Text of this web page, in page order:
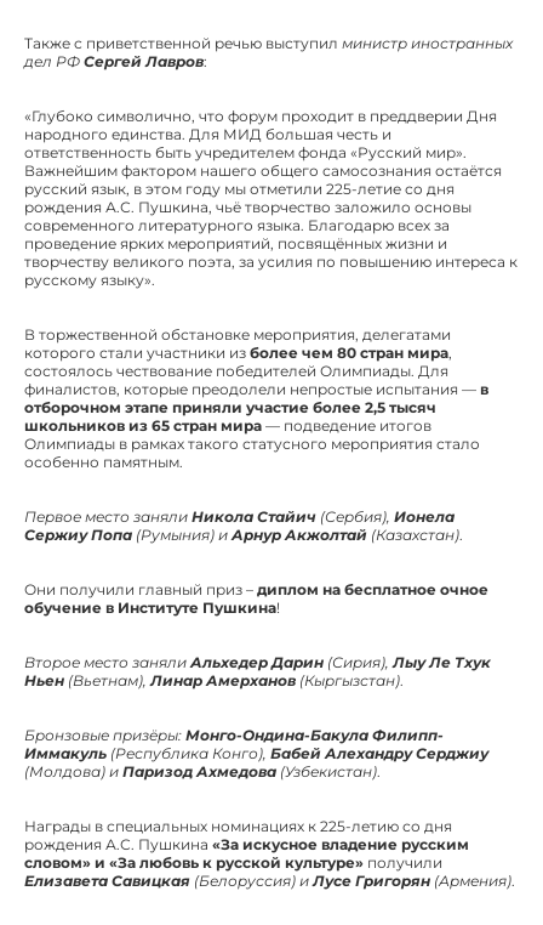
Также с приветственной речью выступил министр иностранных
дел РФ Сергей Лавров:
«Глубоко символично, что форум проходит в преддверии Дня
народного единства. Для МИД большая честь и
ответственность быть учредителем фонда «Русский мир».
Важнейшим фактором нашего общего самосознания остаётся
русский язык, в этом году мы отметили 225-летие со дня
рождения А.С. Пушкина, чьё творчество заложило основы
современного литературного языка. Благодарю всех за
проведение ярких мероприятий, посвящённых жизни и
творчеству великого поэта, за усилия по повышению интереса к
русскому языку».
В торжественной обстановке мероприятия, делегатами
которого стали участники из более чем 80 стран мира,
состоялось чествование победителей Олимпиады. Для
финалистов, которые преодолели непростые испытания — в
отборочном этапе приняли участие более 2,5 тысяч
школьников из 65 стран мира — подведение итогов
Олимпиады в рамках такого статусного мероприятия стало
особенно памятным.
Первое место заняли Никола Стайич (Сербия), Ионела
Сержиу Попа (Румыния) иАрнур Акжолтай (Казахстан).
Они получили главный приз – диплом на бесплатное очное
обучение в Институте Пушкина!
Второе место занялиАльхедер Дарин (Сирия),Лыу Ле Тхук
Ньен (Вьетнам),Линар Амерханов (Кыргызстан).
Бронзовые призёры: Монго-Ондина-Бакула Филипп-
Иммакуль (Республика Конго), Бабей Алехандру Серджиу
(Молдова) и Паризод Ахмедова (Узбекистан).
Награды в специальных номинациях к 225-летию со дня
рождения А.С. Пушкина «За искусное владение русским
словом» и «За любовь к русской культуре» получили
Елизавета Савицкая (Белоруссия) иЛусе Григорян (Армения).